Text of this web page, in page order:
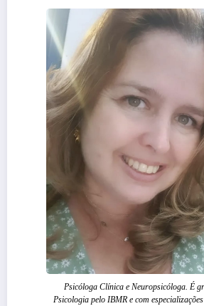
Psicóloga Clínica e Neuropsicóloga. É
Psicologia pelo IBMR e com